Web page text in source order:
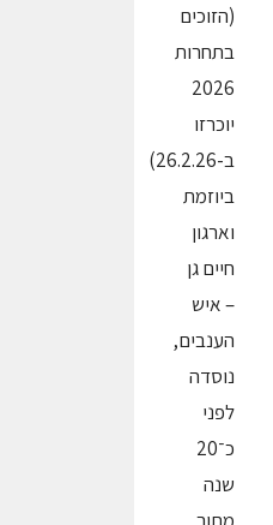
(הזוכים
בתחרות
2026
יוכרזו
ב-26.2.26)
ביוזמת
וארגון
חיים גן
– איש
הענבים,
נוסדה
לפני
כ־20
שנה